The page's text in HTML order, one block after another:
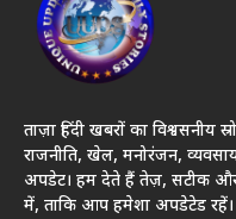
ताज़ा हिंदी खबरों का विश्वसनीय
राजनीति, खेल, मनोरंजन,
अपडेट। हम देते हैं तेज़, सटीक और
में, ताकि आप हमेशा अपडेटेड रहें।